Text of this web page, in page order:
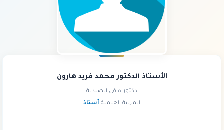
الأستاذ الدكتور محمد فريد هارون
دكتوراه في الصيدلة
المرتبة العلمية أستاذ